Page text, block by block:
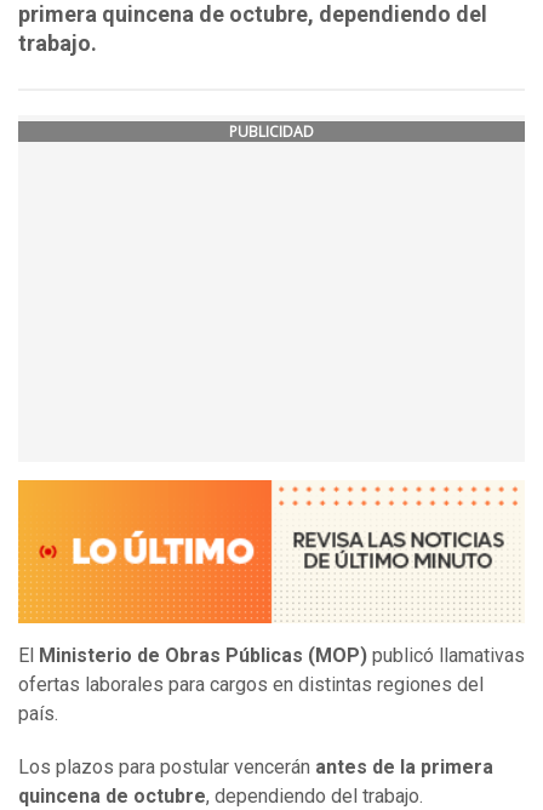
primera quincena de octubre, dependiendo del
trabajo.
PUBLICIDAD
El Ministerio de Obras Públicas (MOP) publicó llamativas
ofertas laborales para cargos en distintas regiones del
país.
Los plazos para postular vencerán antes de la primera
quincena de octubre, dependiendo del trabajo.